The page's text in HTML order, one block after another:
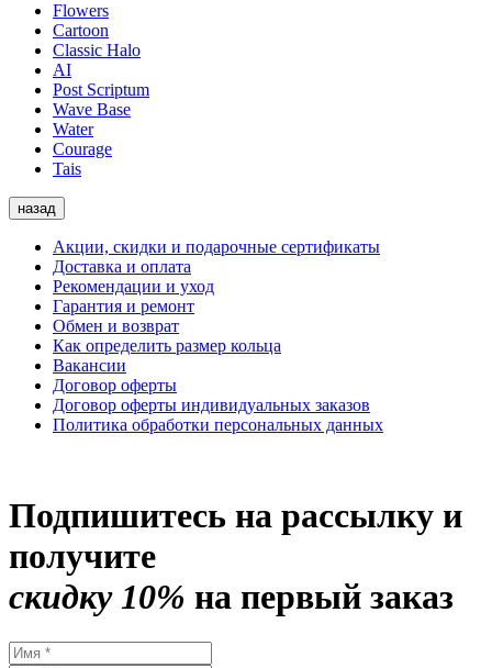
Flowers
Cartoon
Classic Halo
AI
Post Scriptum
Wave Base
Water
Courage
Tais
назад
Акции, скидки и подарочные сертификаты
Доставка и оплата
Рекомендации и уход
Гарантия и ремонт
Обмен и возврат
Как определить размер кольца
Вакансии
Договор оферты
Договор оферты индивидуальных заказов
Политика обработки персональных данных
Подпишитесь на рассылку и
получите
скидку 10% на первый заказ